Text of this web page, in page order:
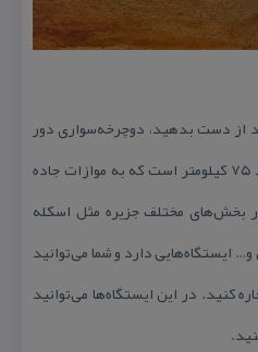
از دست بدهید، دوچرخه‌سواری دور
جزیره‌ است. طول این مسیر حدود ۷۵ كیلومتر است كه به موازات جاده
بخش‌های مختلف جزیره مثل اسكله
و… ایستگاه‌هایی دارد و شما می‌توانید
كنید. در این ایستگاه‌ها می‌توانید